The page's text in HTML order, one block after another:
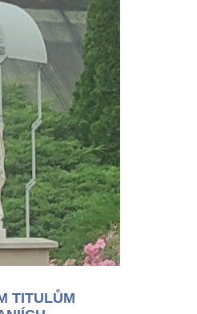
TITULŮM